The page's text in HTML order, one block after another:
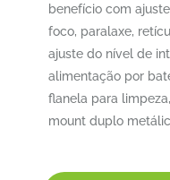
benefício com
foco, paralaxe,
ajuste do nível de
alimentação por
flanela para
mount duplo